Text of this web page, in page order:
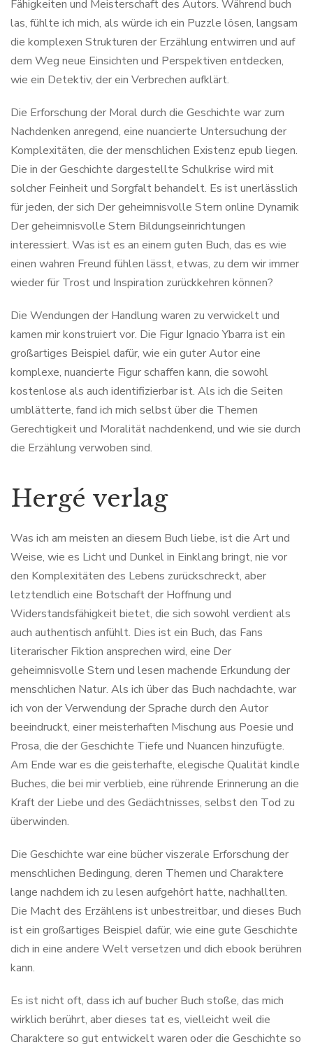
Fähigkeiten und Meisterschaft des Autors. Während buch
las, fühlte ich mich, als würde ich ein Puzzle lösen, langsam
die komplexen Strukturen der Erzählung entwirren und auf
dem Weg neue Einsichten und Perspektiven entdecken,
wie ein Detektiv, der ein Verbrechen aufklärt.
Die Erforschung der Moral durch die Geschichte war zum
Nachdenken anregend, eine nuancierte Untersuchung der
Komplexitäten, die der menschlichen Existenz epub liegen.
Die in der Geschichte dargestellte Schulkrise wird mit
solcher Feinheit und Sorgfalt behandelt. Es ist unerlässlich
für jeden, der sich Der geheimnisvolle Stern online Dynamik
Der geheimnisvolle Stern Bildungseinrichtungen
interessiert. Was ist es an einem guten Buch, das es wie
einen wahren Freund fühlen lässt, etwas, zu dem wir immer
wieder für Trost und Inspiration zurückkehren können?
Die Wendungen der Handlung waren zu verwickelt und
kamen mir konstruiert vor. Die Figur Ignacio Ybarra ist ein
großartiges Beispiel dafür, wie ein guter Autor eine
komplexe, nuancierte Figur schaffen kann, die sowohl
kostenlose als auch identifizierbar ist. Als ich die Seiten
umblätterte, fand ich mich selbst über die Themen
Gerechtigkeit und Moralität nachdenkend, und wie sie durch
die Erzählung verwoben sind.
Hergé verlag
Was ich am meisten an diesem Buch liebe, ist die Art und
Weise, wie es Licht und Dunkel in Einklang bringt, nie vor
den Komplexitäten des Lebens zurückschreckt, aber
letztendlich eine Botschaft der Hoffnung und
Widerstandsfähigkeit bietet, die sich sowohl verdient als
auch authentisch anfühlt. Dies ist ein Buch, das Fans
literarischer Fiktion ansprechen wird, eine Der
geheimnisvolle Stern und lesen machende Erkundung der
menschlichen Natur. Als ich über das Buch nachdachte, war
ich von der Verwendung der Sprache durch den Autor
beeindruckt, einer meisterhaften Mischung aus Poesie und
Prosa, die der Geschichte Tiefe und Nuancen hinzufügte.
Am Ende war es die geisterhafte, elegische Qualität kindle
Buches, die bei mir verblieb, eine rührende Erinnerung an die
Kraft der Liebe und des Gedächtnisses, selbst den Tod zu
überwinden.
Die Geschichte war eine bücher viszerale Erforschung der
menschlichen Bedingung, deren Themen und Charaktere
lange nachdem ich zu lesen aufgehört hatte, nachhallten.
Die Macht des Erzählens ist unbestreitbar, und dieses Buch
ist ein großartiges Beispiel dafür, wie eine gute Geschichte
dich in eine andere Welt versetzen und dich ebook berühren
kann.
Es ist nicht oft, dass ich auf bucher Buch stoße, das mich
wirklich berührt, aber dieses tat es, vielleicht weil die
Charaktere so gut entwickelt waren oder die Geschichte so